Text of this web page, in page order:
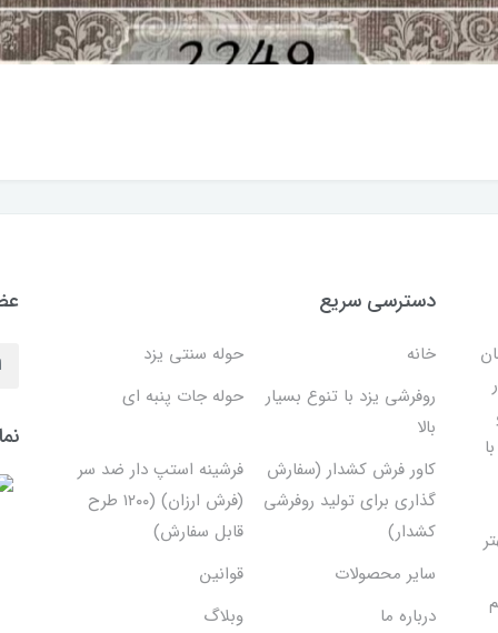
دسترسی سریع
خانه
حوله سنتی یزد
روفرشی یزد با تنوع بسیار
بالا
حوله جات پنبه ای
کاور فرش کشدار (سفارش
گذاری برای تولید روفرشی
کشدار)
فرشینه استپ دار ضد سر
(فرش ارزان) (۱۲۰۰ طرح
قابل سفارش)
سایر محصولات
قوانین
درباره ما
وبلاگ